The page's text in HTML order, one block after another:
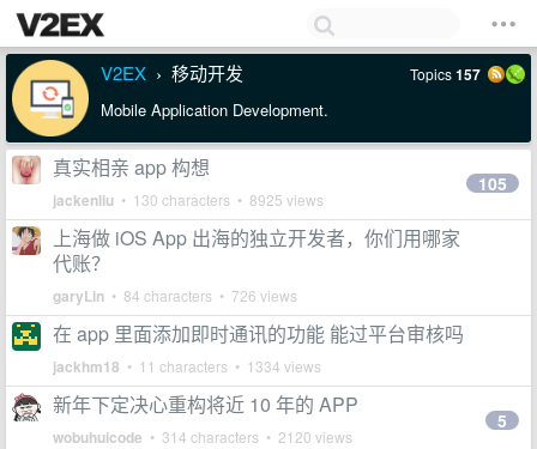
V2EX › 移动开发 Topics157
Mobile Application Development.
真实相亲 app 构想
jackenliu • 130 characters • 8925 views
105
上海做 iOS App 出海的独立开发者，你们用哪家
代账？
garyLin • 84 characters • 726 views
在 app 里面添加即时通讯的功能 能过平台审核吗
jackhm18 • 11 characters • 1334 views
新年下定决心重构将近 10 年的 APP
wobuhuicode • 314 characters • 2120 views
5